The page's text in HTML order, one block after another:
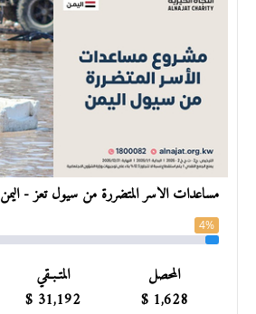
مساعدات الأسر المتضررة من سيول تعز - اليمن
4%
المحصل
1,628
$
المتـبـقي
31,192
$